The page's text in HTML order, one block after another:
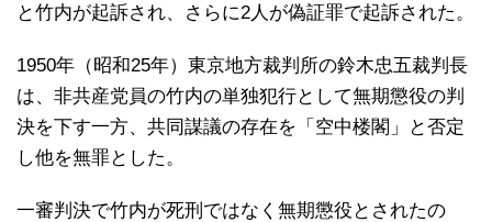
と竹内が起訴され、さらに2人が偽証罪で起訴された。
1950年（昭和25年）東京地方裁判所の鈴木忠五裁判長
は、非共産党員の竹内の単独犯行として無期懲役の判
決を下す一方、共同謀議の存在を「空中楼閣」と否定
し他を無罪とした。
一審判決で竹内が死刑ではなく無期懲役とされたの